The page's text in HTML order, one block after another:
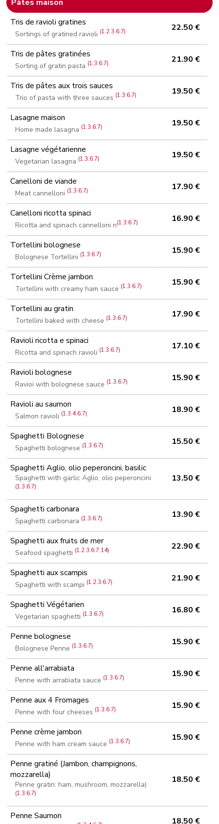
Pâtes maison
Tris de ravioli gratines
Sortings of gratined ravioli (1.2.3.6.7) 22.50 €
Tris de pâtes gratinées
Sorting of gratin pasta (1.3.6.7) 21.90 €
Tris de pâtes aux trois sauces
Trio of pasta with three sauces (1.3.6.7) 19.50 €
Lasagne maison
Home made lasagna (1.3.6.7) 19.50 €
Lasagne végétarienne
Vegetarian lasagna (1.3.6.7) 19.50 €
Canelloni de viande
Meat cannelloni (1.3.6.7) 17.90 €
Canelloni ricotta spinaci
Ricotta and spinach cannelloni n(1.3.6.7) 16.90 €
Tortellini bolognese
Bolognese Tortellini (1.3.6.7) 15.90 €
Tortellini Crème jambon
Tortellini with creamy ham sauce (1.3.6.7) 15.90 €
Tortellini au gratin
Tortellini baked with cheese (1.3.6.7) 17.90 €
Ravioli ricotta e spinaci
Ricotta and spinach ravioli (1.3.6.7) 17.10 €
Ravioli bolognese
Ravioi with bolognese sauce (1.3.6.7) 15.90 €
Ravioli au saumon
Salmon ravioli (1.3.4.6.7) 18.90 €
Spaghetti Bolognese
Spaghetti bolognese (1.3.6.7) 15.50 €
Spaghetti Aglio, olio peperoncini, basilic
Spaghetti with garlic Aglio, olio peperoncini
(1.3.6.7)
13.50 €
Spaghetti carbonara
Spaghetti carbonara (1.3.6.7) 13.90 €
Spaghetti aux fruits de mer
Seafood spaghetti (1.2.3.6.7.14) 22.90 €
Spaghetti aux scampis
Spaghetti with scampi (1.2.3.6.7) 21.90 €
Spaghetti Végétarien
Vegetarian spaghetti (1.3.6.7) 16.80 €
Penne bolognese
Bolognese Penne (1.3.6.7) 15.90 €
Penne all'arrabiata
Penne with arrabiata sauce (1.3.6.7) 15.90 €
Penne aux 4 Fromages
Penne with four cheeses (1.3.6.7) 15.90 €
Penne crème jambon
Penne with ham cream sauce (1.3.6.7) 15.90 €
Penne gratiné (Jambon, champignons,
mozzarella)
Penne gratin: ham, mushroom, mozzarella)
(1.3.6.7)
18.50 €
Penne Saumon 18.50 €